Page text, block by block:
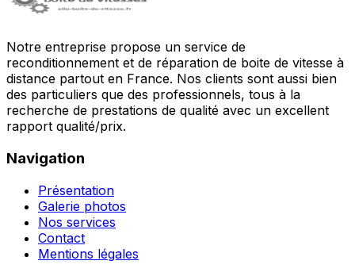
Notre entreprise propose un service de
reconditionnement et de réparation de boite de vitesse à
distance partout en France. Nos clients sont aussi bien
des particuliers que des professionnels, tous à la
recherche de prestations de qualité avec un excellent
rapport qualité/prix.
Navigation
Présentation
Galerie photos
Nos services
Contact
Mentions légales